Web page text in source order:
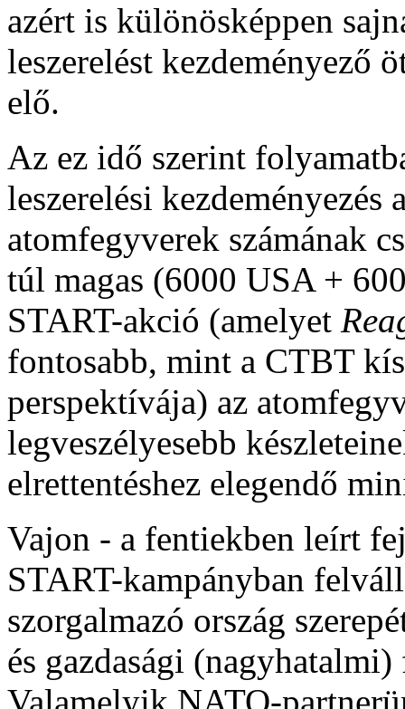
azért is különösképpen
leszerelést kezdeményező
elő.
Az ez idő szerint
leszerelési kezdeményezés
atomfegyverek számának
túl magas (6000 USA +
START-akció (amelyet
fontosabb, mint a CTBT
perspektívája) az
legveszélyesebb
elrettentéshez elegendő
Vajon - a fentiekben leírt
START-kampányban
szorgalmazó ország
és gazdasági